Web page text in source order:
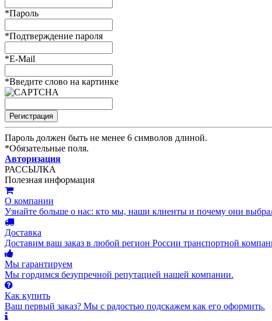
*Пароль
*Подтверждение пароля
*E-Mail
*Введите слово на картинке
Пароль должен быть не менее 6 символов длиной.
*Обязательные поля.
Авторизация
РАССЫЛКА
Полезная информация
О компании
Узнайте больше о нас: кто мы, наши клиенты и почему они
Доставка
Доставим ваш заказ в любой регион России транспортной
Мы гарантируем
Мы гордимся безупречной репутацией нашей компании.
Как купить
Ваш первый заказ? Мы с радостью подскажем как его оформить.